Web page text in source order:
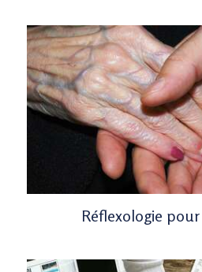
Réflexologie pour